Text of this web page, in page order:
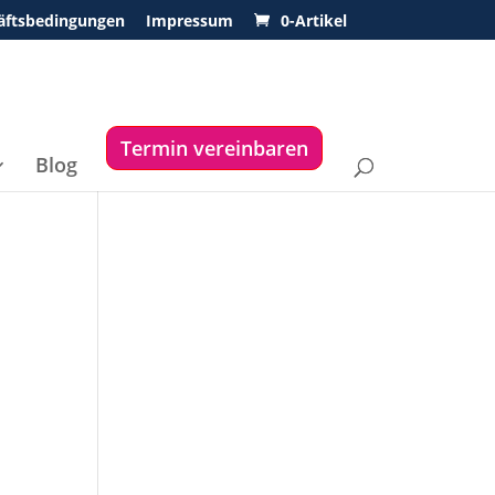
Impressum 0-Artikel
Blog
Termin vereinbaren